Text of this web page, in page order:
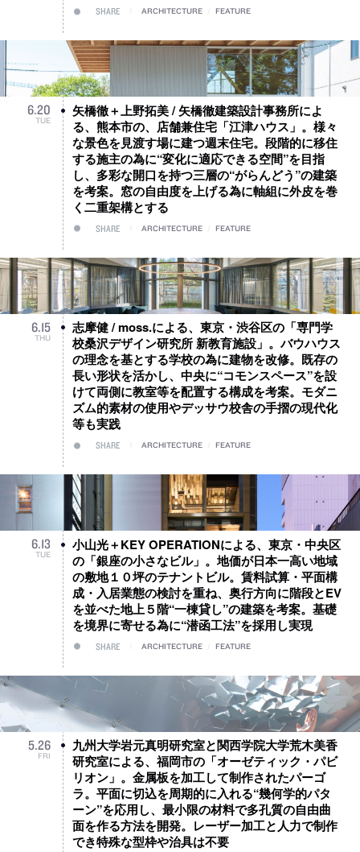
SHARE ARCHITECTURE FEATURE
6.20
TUE
矢橋徹＋上野拓美 / 矢橋徹建築設計事務所によ
る、熊本市の、店舗兼住宅「江津ハウス」。様々
な景色を見渡す場に建つ週末住宅。段階的に移住
する施主の為に“変化に適応できる空間”を目指
し、多彩な開口を持つ三層の“がらんどう”の建築
を考案。窓の自由度を上げる為に軸組に外皮を巻
く二重架構とする
SHARE ARCHITECTURE FEATURE
6.15
THU
志摩健 / moss.による、東京・渋谷区の「専門学
校桑沢デザイン研究所 新教育施設」。バウハウス
の理念を基とする学校の為に建物を改修。既存の
長い形状を活かし、中央に“コモンスペース”を設
けて両側に教室等を配置する構成を考案。モダニ
ズム的素材の使用やデッサウ校舎の手摺の現代化
等も実践
SHARE ARCHITECTURE FEATURE
6.13
TUE
小山光＋KEY OPERATIONによる、東京・中央区
の「銀座の小さなビル」。地価が日本一高い地域
の敷地１０坪のテナントビル。賃料試算・平面構
成・入居業態の検討を重ね、奥行方向に階段とEV
を並べた地上５階“一棟貸し”の建築を考案。基礎
を境界に寄せる為に“潜函工法”を採用し実現
SHARE ARCHITECTURE FEATURE
5.26
FRI
九州大学岩元真明研究室と関西学院大学荒木美香
研究室による、福岡市の「オーゼティック・パビ
リオン」。金属板を加工して制作されたパーゴ
ラ。平面に切込を周期的に入れる“幾何学的パタ
ーン”を応用し、最小限の材料で多孔質の自由曲
面を作る方法を開発。レーザー加工と人力で制作
でき特殊な型枠や治具は不要